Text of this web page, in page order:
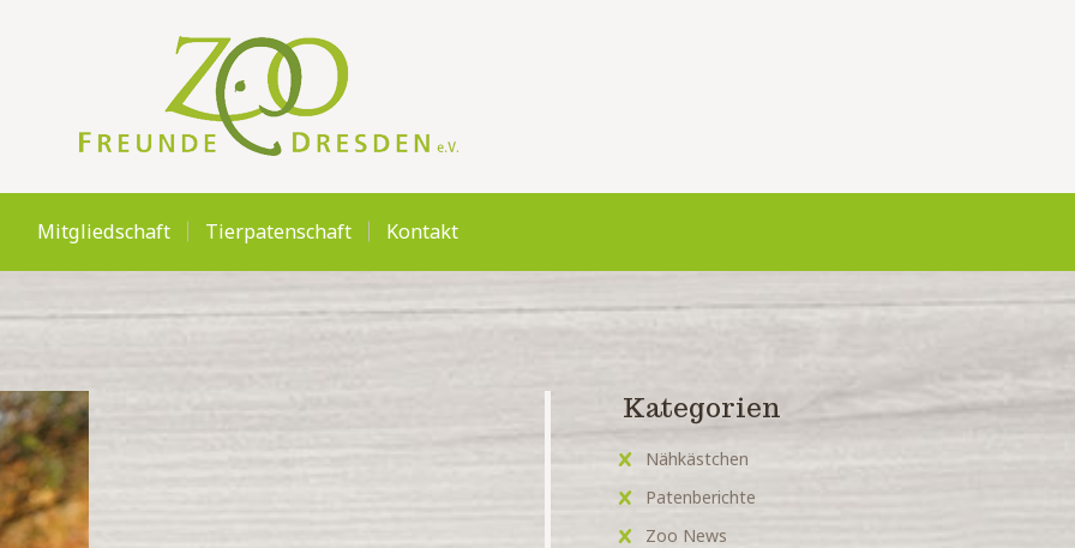
Mitgliedschaft Tierpatenschaft Kontakt
MITGLIEDSCHAFT
TIERPATENSCHAFT
KONTAKT
Kategorien
Nähkästchen
Patenberichte
Zoo News